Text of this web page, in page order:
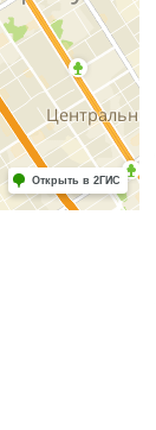
Открыть в 2ГИС